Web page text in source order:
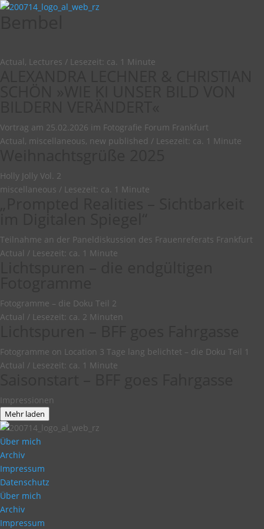
Actual, Lectures / Lesezeit: ca. 1 Minute
Vortrag am 25.02.2026 im Fotografie Forum Frankfurt
Actual, miscellaneous, new published / Lesezeit: ca. 1 Minute
Holly Jolly Vol. 2
miscellaneous / Lesezeit: ca. 1 Minute
Teilnahme an der Paneldiskussion des Frauenreferats Frankfurt
Actual / Lesezeit: ca. 1 Minute
Fotogramme – die Doku Teil 2
Actual / Lesezeit: ca. 2 Minuten
Fotogramme on Location 3 Tage lang belichtet – die Doku Teil 1
Actual / Lesezeit: ca. 1 Minute
Impressionen
Mehr laden
Über mich
Archiv
Impressum
Datenschutz
Über mich
Archiv
Impressum